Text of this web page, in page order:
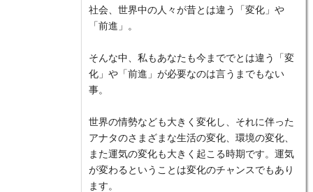
社会、世界中の人々が昔とは違う「変化」や
「前進」。
そんな中、私もあなたも今まででとは違う「変
化」や「前進」が必要なのは言うまでもない
事。
世界の情勢なども大きく変化し、それに伴った
アナタのさまざまな生活の変化、環境の変化、
また運気の変化も大きく起こる時期です。運気
が変わるということは変化のチャンスでもあり
ます。